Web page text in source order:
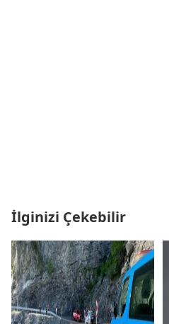
İlginizi Çekebilir